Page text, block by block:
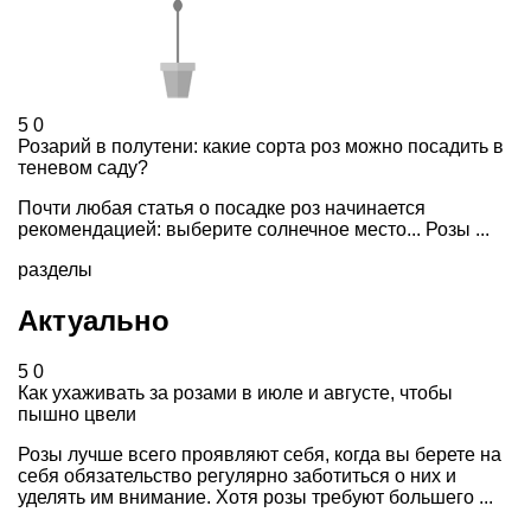
5 0
Розарий в полутени: какие сорта роз можно посадить в
теневом саду?
Почти любая статья о посадке роз начинается
рекомендацией: выберите солнечное место... Розы ...
разделы
Актуально
5 0
Как ухаживать за розами в июле и августе, чтобы
пышно цвели
Розы лучше всего проявляют себя, когда вы берете на
себя обязательство регулярно заботиться о них и
уделять им внимание. Хотя розы требуют большего ...